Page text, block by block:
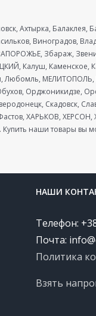
Ахтырка, Балаклея,
Виноградов,
Збараж,
Калуш, Каменское,
Любомль,
Орджоникидзе,
Скадовск,
ХАРЬКОВ,
наши товары вы
НАШИ
Телефон:
Почта:
Политика
Взять